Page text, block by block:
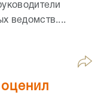
ведомств....